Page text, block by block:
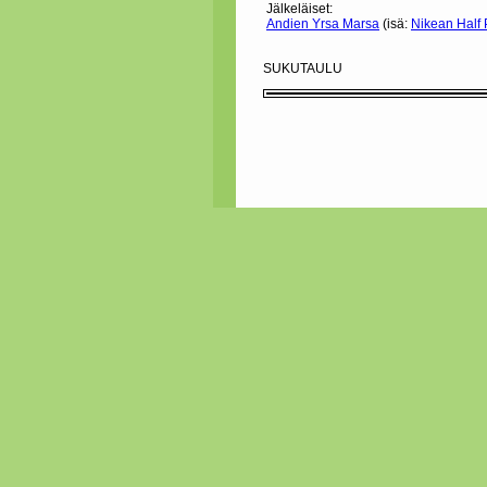
Jälkeläiset:
Andien Yrsa Marsa (isä: Nikean Half
SUKUTAULU